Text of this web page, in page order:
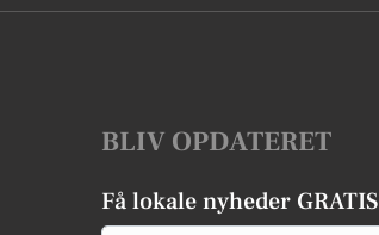
BLIV OPDATERET
Få lokale nyheder GRATIS